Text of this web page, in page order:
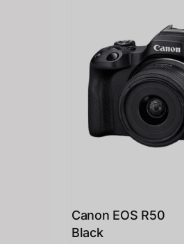
Canon EOS R50
Black